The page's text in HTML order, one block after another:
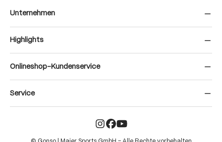
Unternehmen
Highlights
Onlineshop-Kundenservice
Service